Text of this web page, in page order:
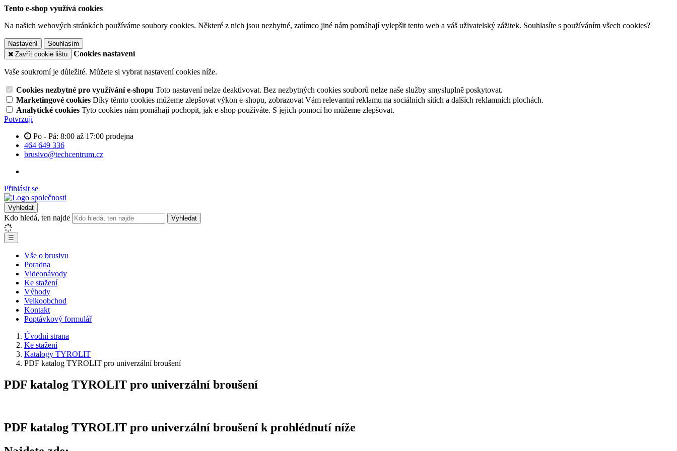
Tento e-shop využívá cookies
Na našich webových stránkách používáme soubory cookies. Některé z nich jsou nezbytné, zatímco jiné nám pomáhají vylepšit tento web a váš uživatelský zážitek. Souhlasíte s používáním všech cookies?
Nastavení
Souhlasím
Zavřít cookie lištu
Cookies nastavení
Vaše soukromí je důležité. Můžete si vybrat nastavení cookies níže.
Cookies nezbytné pro využívání e-shopu Toto nastavení nelze deaktivovat. Bez nezbytných cookies souborů nelze naše služby smysluplně poskytovat.
Marketingové cookies Díky těmto cookies můžeme zlepšovat výkon e-shopu, zobrazovat Vám relevantní reklamu na sociálních sítích a dalších reklamních plochách.
Analytické cookies Tyto cookies nám pomáhají pochopit, jak e-shop používáte. S jejich pomocí ho můžeme zlepšovat.
Potvrzuji
Po - Pá: 8:00 až 17:00 prodejna
464 649 336
brusivo@techcentrum.cz
Přihlásit se
Vyhledat
Kdo hledá, ten najde Vyhledat
☰
Vše o brusivu
Poradna
Videonávody
Ke stažení
Výhody
Velkoobchod
Kontakt
Poptávkový formulář
Úvodní strana
Ke stažení
Katalogy TYROLIT
PDF katalog TYROLIT pro univerzální broušení
PDF katalog TYROLIT pro univerzální broušení
PDF katalog TYROLIT pro univerzální broušení k prohlédnutí níže